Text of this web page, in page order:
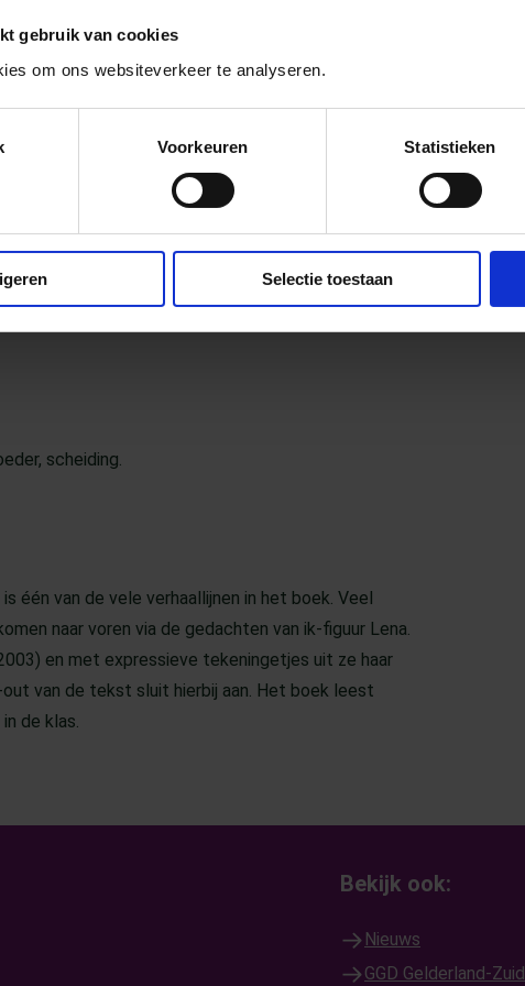
gebruik van cookies
om ons websiteverkeer te analyseren.
Voorkeuren Statistieken
Selectie toestaan
over groeien, haar vriendin San, haar vriend
en Ella-tuttebella, de nieuwe vriendin van haar
zoon Peet komen steeds vaker op bezoek bij haar
zoenen met haar moeder. En zelf wordt ze
meer weet, maakt ze lijstjes: wat vind ik van Andrea
ontdekking: het gaat erom dat Andrea een vrouw
anderen me misschien gaan pesten. Haar acties om
lijstje maken voor haar vader en haar geheimen
ze, dat ze héél erg gegroeid is, van binnen.
scheiding.
één van de vele verhaallijnen in het boek. Veel
naar voren via de gedachten van ik-figuur Lena.
en met expressieve tekeningetjes uit ze haar
van de tekst sluit hierbij aan. Het boek leest
de klas.
Bekijk ook:
Nieuws
GGD Gelderland-Zuid